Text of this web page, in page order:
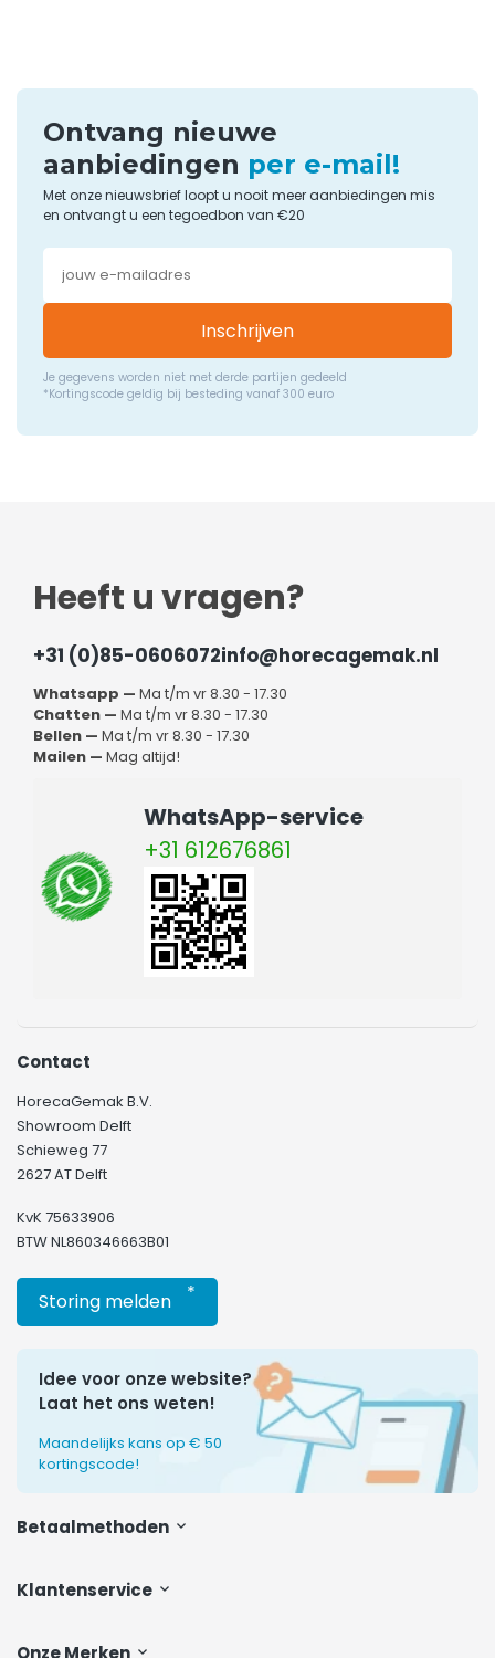
Ontvang nieuwe
aanbiedingen per e-mail!
Met onze nieuwsbrief loopt u nooit meer aanbiedingen mis
en ontvangt u een tegoedbon van €20
Inschrijven
Je gegevens worden niet met derde partijen gedeeld
*Kortingscode geldig bij besteding vanaf 300 euro
Heeft u vragen?
+31 (0)85-0606072info@horecagemak.nl
Whatsapp — Ma t/m vr 8.30 - 17.30
Chatten — Ma t/m vr 8.30 - 17.30
Bellen — Ma t/m vr 8.30 - 17.30
Mailen — Mag altijd!
WhatsApp-service
+31 612676861
Klantenservice
Onze Merken
Contact
HorecaGemak B.V.
Showroom Delft
Schieweg 77
2627 AT Delft
KvK 75633906
BTW NL860346663B01
Storing melden *
Idee voor onze website?
Laat het ons weten!
Maandelijks kans op € 50
kortingscode!
Betaalmethoden